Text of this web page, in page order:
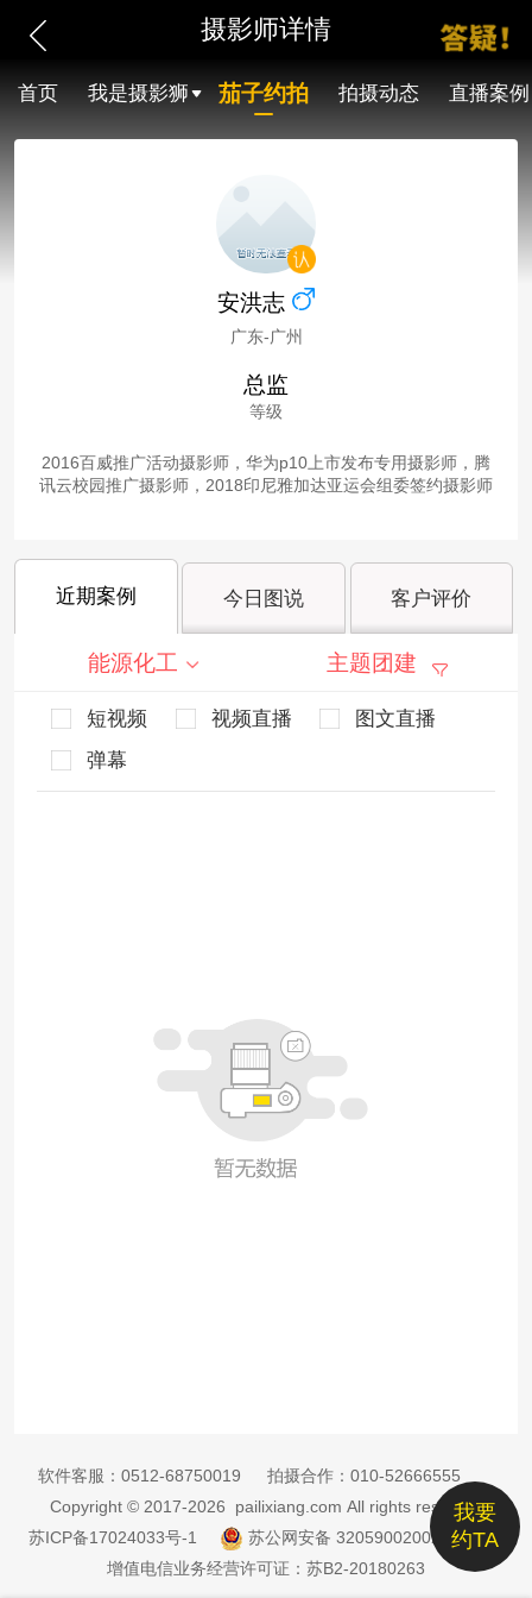
摄影师详情
首页 我是摄影狮 茄子约拍 拍摄动态 直播案例
安洪志
广东-广州
总监
等级
2016百威推广活动摄影师，华为p10上市发布专用摄影师，腾
讯云校园推广摄影师，2018印尼雅加达亚运会组委签约摄影师
近期案例 今日图说 客户评价
能源化工 主题团建
短视频 视频直播
图文直播
弹幕
我要
约TA
软件客服： 0512-68750019 拍摄合作： 010-52666555
Copyright © 2017-2026 pailixiang.com All rights reserved
苏ICP备17024033号-1
苏公网安备 32059002002885号
增值电信业务经营许可证：苏B2-20180263